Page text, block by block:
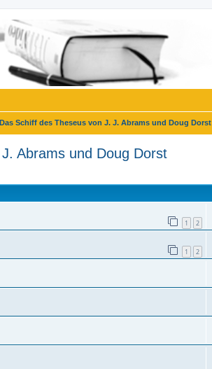
Schiff des Theseus von J. J. Abrams und Doug Dorst
Abrams und Doug Dorst
1 2
1 2